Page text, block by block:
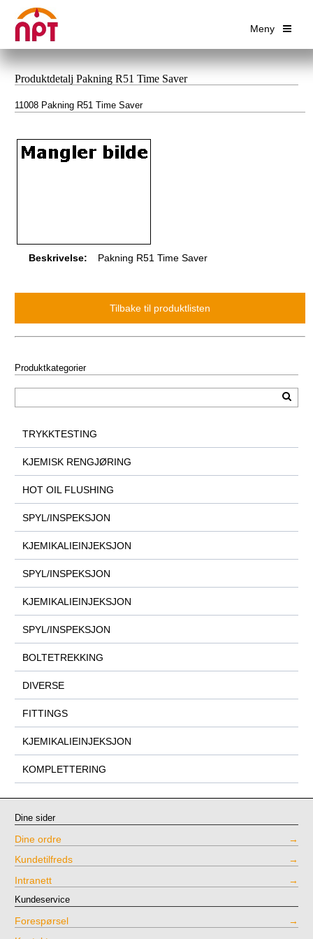
Meny
Produktdetalj Pakning R51 Time Saver
11008 Pakning R51 Time Saver
Beskrivelse: Pakning R51 Time Saver
Produktkategorier
TRYKKTESTING
KJEMISK RENGJØRING
HOT OIL FLUSHING
SPYL/INSPEKSJON
KJEMIKALIEINJEKSJON
SPYL/INSPEKSJON
KJEMIKALIEINJEKSJON
SPYL/INSPEKSJON
BOLTETREKKING
DIVERSE
FITTINGS
KJEMIKALIEINJEKSJON
KOMPLETTERING
Dine sider
Dine ordre
Kundetilfreds
Intranett
Kundeservice
Forespørsel